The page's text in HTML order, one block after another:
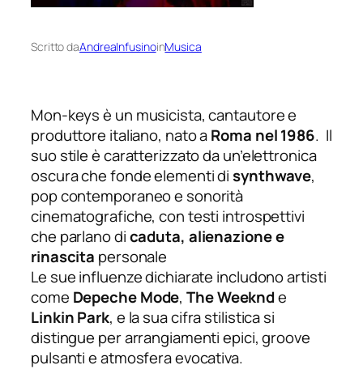
Scritto daAndreaInfusinoinMusica
Mon-keys è un musicista, cantautore e
produttore italiano, nato aRoma nel 1986. Il
suo stile è caratterizzato da un’elettronica
oscura che fonde elementi disynthwave,
pop contemporaneo e sonorità
cinematografiche, con testi introspettivi
che parlano dicaduta, alienazione e
rinascita personale
Le sue influenze dichiarate includono artisti
come Depeche Mode,The Weeknde
Linkin Park, e la sua cifra stilistica si
distingue per arrangiamenti epici, groove
pulsanti e atmosfera evocativa.